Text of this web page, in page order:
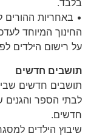
בלבד.
• באחריות
החינוך המיוחד
על רישום הילדים
תושבים חדשים
תושבים חדשים
לבתי הספר והגנים
חדשים.
שיבוץ הילדים